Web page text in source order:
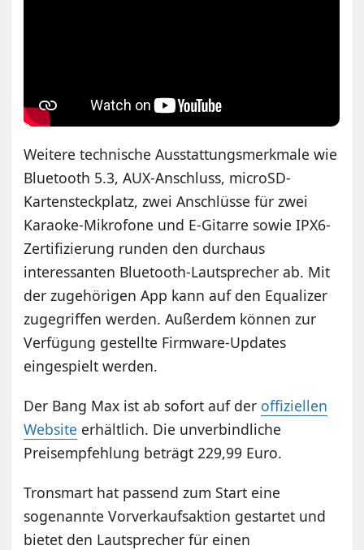
Weitere technische Ausstattungsmerkmale wie
Bluetooth 5.3, AUX-Anschluss, microSD-
Kartensteckplatz, zwei Anschlüsse für zwei
Karaoke-Mikrofone und E-Gitarre sowie IPX6-
Zertifizierung runden den durchaus
interessanten Bluetooth-Lautsprecher ab. Mit
der zugehörigen App kann auf den Equalizer
zugegriffen werden. Außerdem können zur
Verfügung gestellte Firmware-Updates
eingespielt werden.
Der Bang Max ist ab sofort auf der offiziellen
Website erhältlich. Die unverbindliche
Preisempfehlung beträgt 229,99 Euro.
Tronsmart hat passend zum Start eine
sogenannte Vorverkaufsaktion gestartet und
bietet den Lautsprecher für einen